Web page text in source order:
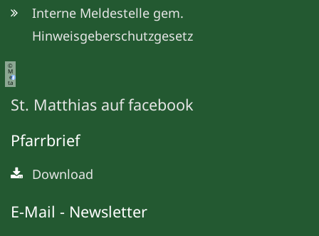
Interne Meldestelle gem.
Hinweisgeberschutzgesetz
©
M
e
ta
St. Matthias auf facebook
Pfarrbrief
Download
E-Mail - Newsletter